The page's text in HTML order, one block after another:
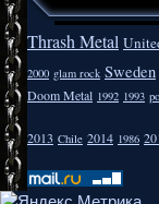
Thrash Metal
2000 glam rock Sweden
Doom Metal 1992 1993
2013 Chile 2014 1986